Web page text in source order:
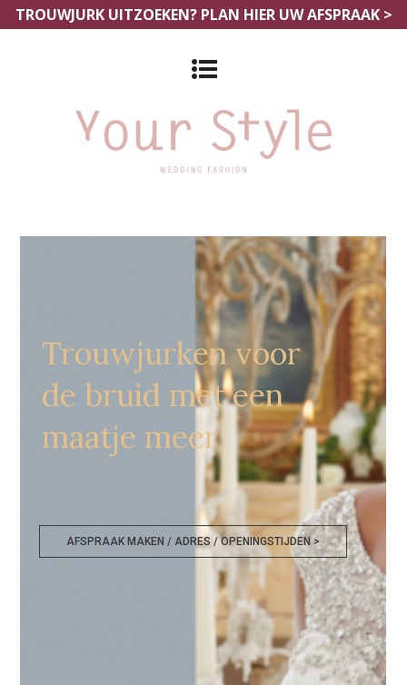
TROUWJURK UITZOEKEN? PLAN HIER UW AFSPRAAK >
Grote Maten Bruidsjurken
Trouwjurken voor
de bruid met een
maatje meer
AFSPRAAK MAKEN / ADRES / OPENINGSTIJDEN >